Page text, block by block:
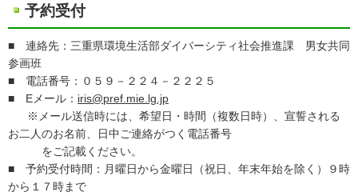
予約受付
■ 連絡先：三重県環境生活部ダイバーシティ社会推進課 男女共同
参画班
■ 電話番号：０５９－２２４－２２２５
■ Eメール： iris@pref.mie.lg.jp
※メール送信時には、希望日・時間（複数日時）、宣誓される
お二人のお名前、日中ご連絡がつく電話番号
をご記載ください。
■ 予約受付時間：月曜日から金曜日（祝日、年末年始を除く）９時
から１７時まで